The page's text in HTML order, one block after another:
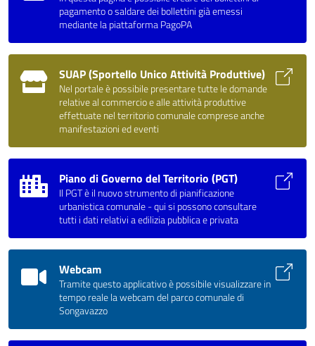
pagamento o saldare dei bollettini già emessi
mediante la piattaforma PagoPA
SUAP (Sportello Unico Attività Produttive)
Nel portale è possibile presentare tutte le domande
relative al commercio e alle attività produttive
effettuate nel territorio comunale comprese anche
manifestazioni ed eventi
Piano di Governo del Territorio (PGT)
Il PGT è il nuovo strumento di pianificazione
urbanistica comunale - qui si possono consultare
tutti i dati relativi a edilizia pubblica e privata
Webcam
Tramite questo applicativo è possibile visualizzare in
tempo reale la webcam del parco comunale di
Songavazzo